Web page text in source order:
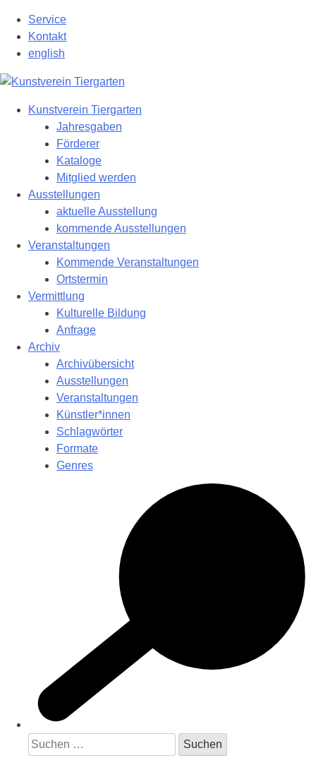
Hauptinhalt
springen
Service
Kontakt
english
Kunstverein Tiergarten
Jahresgaben
Förderer
Kataloge
Mitglied werden
Ausstellungen
aktuelle Ausstellung
kommende Ausstellungen
Veranstaltungen
Kommende Veranstaltungen
Ortstermin
Vermittlung
Kulturelle Bildung
Anfrage
Archiv
Archivübersicht
Ausstellungen
Veranstaltungen
Künstler*innen
Schlagwörter
Formate
Genres
Suchen
nach: